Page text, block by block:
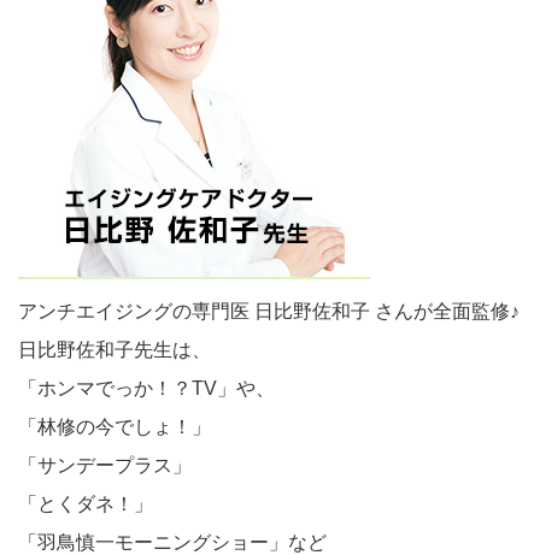
アンチエイジングの専門医 日比野佐和子 さんが全面監修♪
日比野佐和子先生は、
「ホンマでっか！？TV」や、
「林修の今でしょ！」
「サンデープラス」
「とくダネ！」
「羽鳥慎一モーニングショー」など